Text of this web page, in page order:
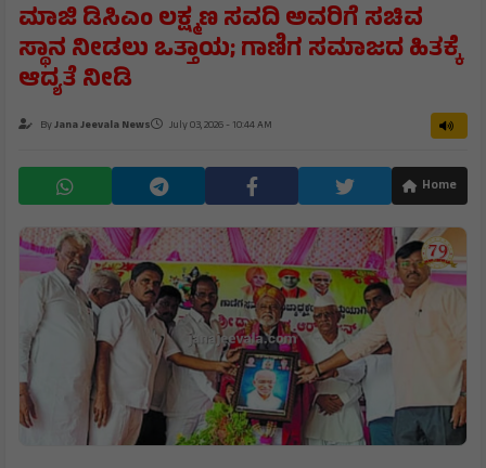
ಮಾಜಿ ಡಿಸಿಎಂ ಲಕ್ಷ್ಮಣ ಸವದಿ ಅವರಿಗೆ ಸಚಿವ
ಸ್ಥಾನ ನೀಡಲು ಒತ್ತಾಯ; ಗಾಣಿಗ ಸಮಾಜದ ಹಿತಕ್ಕೆ
ಆದ್ಯತೆ ನೀಡಿ
ByJana Jeevala News July 03, 2026 - 10:44 AM
Home